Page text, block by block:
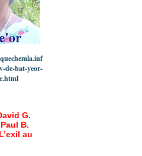
de-bat-yeor-
G.
B.
au